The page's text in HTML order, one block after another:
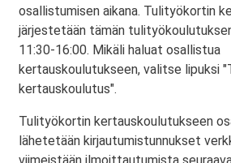
osallistumisen aikana. Tulityökortin
järjestetään tämän
11:30-16:00. Mikäli haluat osallistua
kertauskoulutukseen, valitse lipuksi
kertauskoulutus".
Tulityökortin kertauskoulutukseen
lähetetään kirjautumistunnukset